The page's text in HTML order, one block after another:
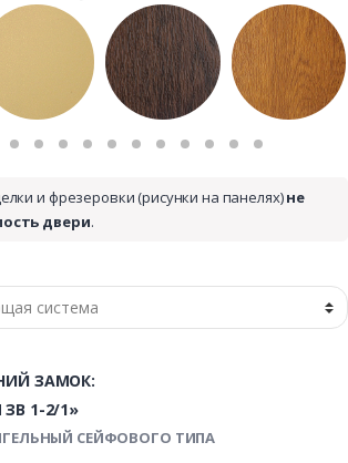
и фрезеровки (рисунки на панелях)не
двери.
ЗАМОК:
1-2/1»
СЕЙФОВОГО ТИПА